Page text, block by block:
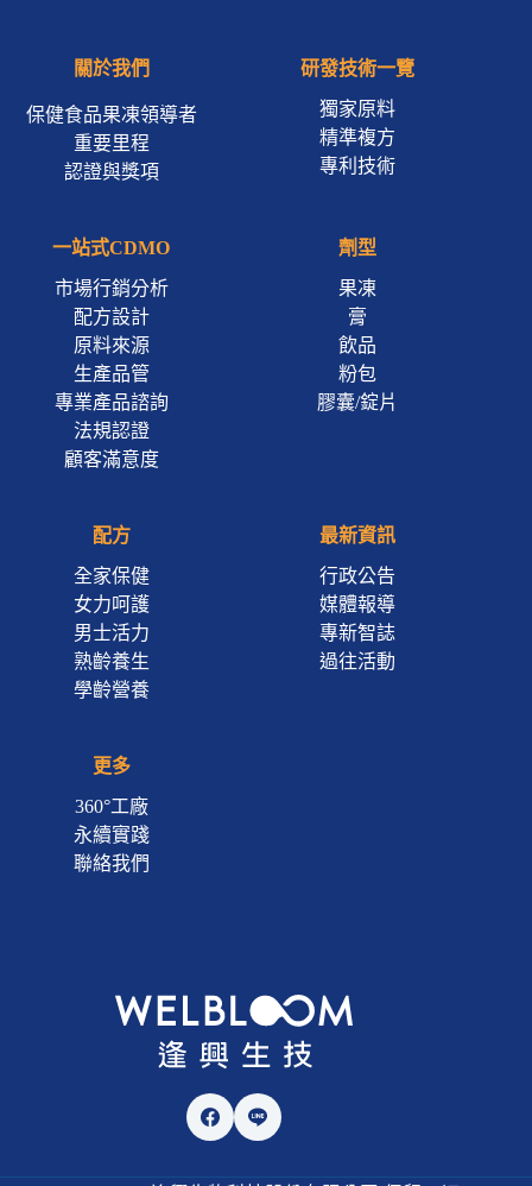
關於我們
保健食品果凍領導者
重要里程
認證與獎項
研發技術一覽
獨家原料
精準複方
專利技術
一站式CDMO
市場行銷分析
配方設計
原料來源
生產品管
專業產品諮詢
法規認證
顧客滿意度
劑型
果凍
膏
飲品
粉包
膠囊/錠片
配方
全家保健
女力呵護
男士活力
熟齡養生
學齡營養
最新資訊
行政公告
媒體報導
專新智誌
過往活動
更多
360°工廠
永續實踐
聯絡我們